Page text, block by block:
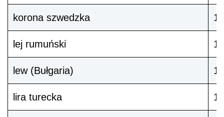
korona szwedzka 1
lej rumuński 1
lew (Bułgaria) 1
lira turecka 1